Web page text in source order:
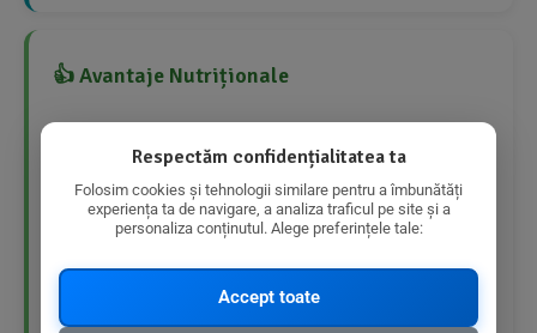
👍 Avantaje Nutriționale
Ric în grăsimi nesaturate
Produs bio
Respectăm confidențialitatea ta
Folosim cookies și tehnologii similare pentru a îmbunătăți
experiența ta de navigare, a analiza traficul pe site și a
personaliza conținutul. Alege preferințele tale:
Accept toate